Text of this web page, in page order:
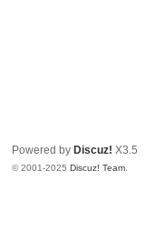
Powered by Discuz! X3.5
© 2001-2025Discuz! Team